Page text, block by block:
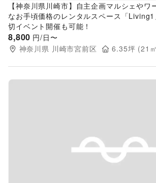
【神奈川県川崎市】自主企画マルシェやワ
なお手頃価格のレンタルスペース「
切イベント開催も可能！
8,800 円/日〜
神奈川県 川崎市宮前区 6.35坪 (21
Previous slide